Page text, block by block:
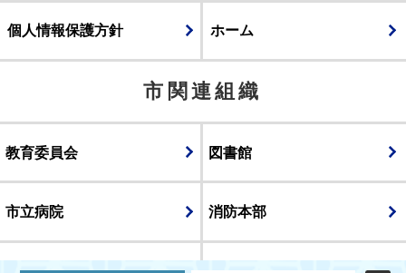
個人情報保護方針 ホーム
市関連組織
教育委員会 図書館
市立病院 消防本部